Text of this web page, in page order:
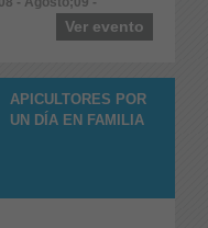
Ver evento
APICULTORES POR
UN DÍA EN FAMILIA